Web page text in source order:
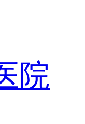
院